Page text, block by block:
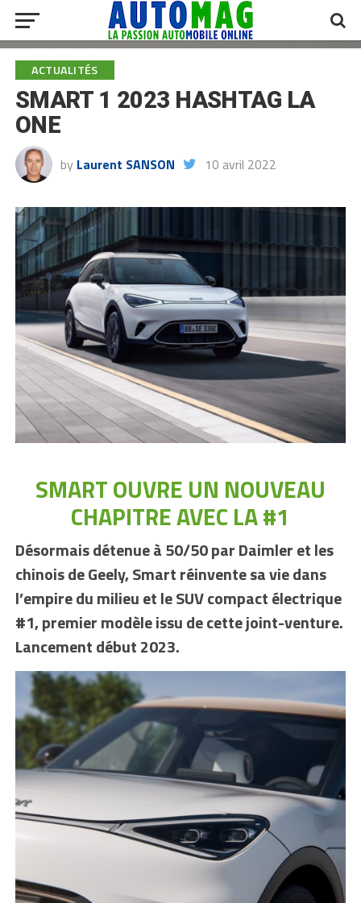
ACTUALITÉS
SMART 1 2023 HASHTAG LA
ONE
by Laurent SANSON 10 avril 2022
SMART OUVRE UN NOUVEAU
CHAPITRE AVEC LA #1
Désormais détenue à 50/50 par Daimler et les
chinois de Geely, Smart réinvente sa vie dans
l’empire du milieu et le SUV compact électrique
#1, premier modèle issu de cette joint-venture.
Lancement début 2023.